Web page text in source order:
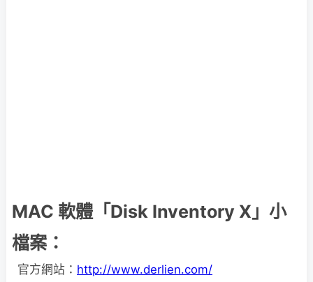
MAC 軟體「Disk Inventory X」小
檔案：
官方網站： http://www.derlien.com/